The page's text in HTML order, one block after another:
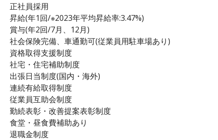
正社員採用
昇給(年1回/※2023年平均昇給率:3.47%)
賞与(年2回/7月、12月)
社会保険完備、車通勤可(従業員用駐車場あり)
資格取得支援制度
社宅・住宅補助制度
出張日当制度(国内・海外)
連続有給取得制度
従業員互助会制度
勤続表彰・改善提案表彰制度
食堂・昼食費補助あり
退職金制度